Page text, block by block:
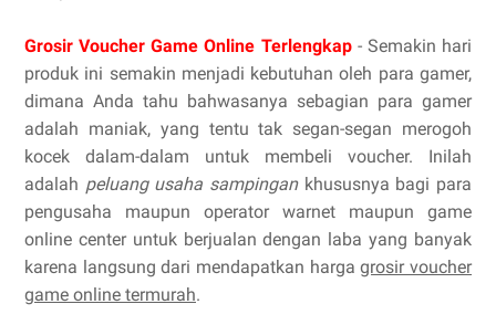
Grosir Voucher Game Online Terlengkap- Semakin hari
produk ini semakin menjadi kebutuhan oleh para gamer,
dimana Anda tahu bahwasanya sebagian para gamer
adalah maniak, yang tentu tak segan-segan merogoh
kocek dalam-dalam untuk membeli voucher. Inilah
adalah peluang usaha sampingankhususnya bagi para
pengusaha maupun operator warnet maupun game
online center untuk berjualan dengan laba yang banyak
karena langsung dari mendapatkan hargagrosir voucher
game online termurah.